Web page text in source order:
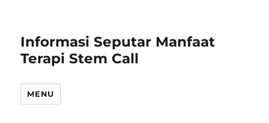
Informasi Seputar Manfaat
Terapi Stem Call
MENU